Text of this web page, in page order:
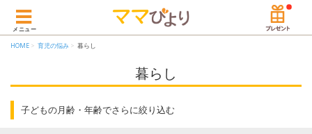
メニュー
HOME 育児の悩み 暮らし
暮らし
子どもの月齢・年齢でさらに絞り込む